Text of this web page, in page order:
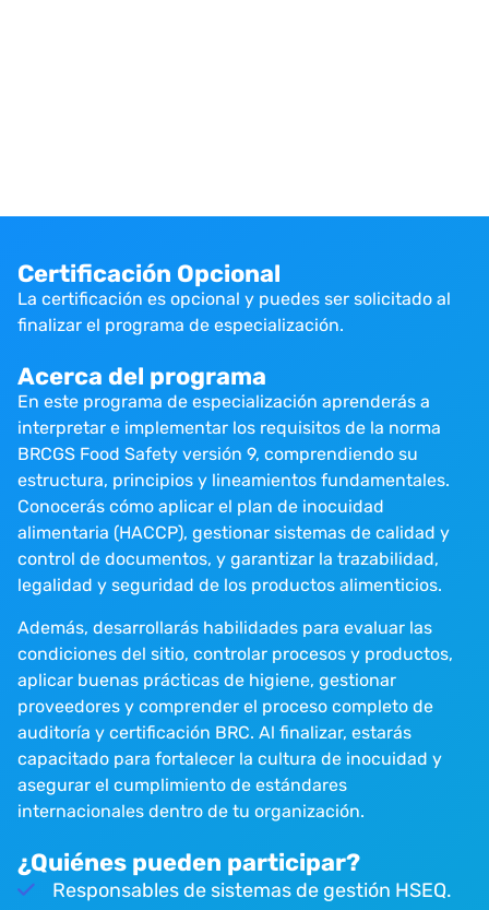
Certificación Opcional
La certificación es opcional y puedes ser solicitado al
finalizar el programa de especialización.
Acerca del programa
En este programa de especialización aprenderás a
interpretar e implementar los requisitos de la norma
BRCGS Food Safety versión 9, comprendiendo su
estructura, principios y lineamientos fundamentales.
Conocerás cómo aplicar el plan de inocuidad
alimentaria (HACCP), gestionar sistemas de calidad y
control de documentos, y garantizar la trazabilidad,
legalidad y seguridad de los productos alimenticios.
Además, desarrollarás habilidades para evaluar las
condiciones del sitio, controlar procesos y productos,
aplicar buenas prácticas de higiene, gestionar
proveedores y comprender el proceso completo de
auditoría y certificación BRC. Al finalizar, estarás
capacitado para fortalecer la cultura de inocuidad y
asegurar el cumplimiento de estándares
internacionales dentro de tu organización.
¿Quiénes pueden participar?
Responsables de sistemas de gestión HSEQ.